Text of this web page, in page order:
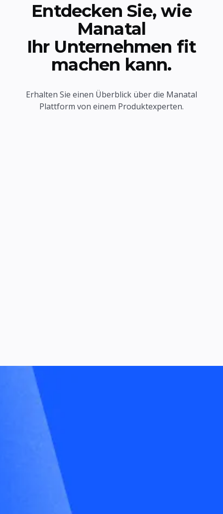
Entdecken Sie, wie
Manatal
Ihr Unternehmen fit
machen kann.
Erhalten Sie einen Überblick über die Manatal
Plattform von einem Produktexperten.